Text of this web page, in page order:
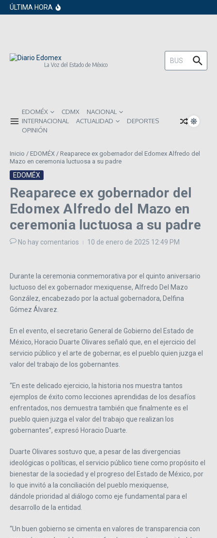
Saltar al contenido
ÚLTIMA HORA
inversionistas extranjeros; emite nueva
comunes entre los mexicanos
La Voz del Estado de México
Buscar:
EDOMÉX CDMX
NACIONAL
INTERNACIONAL
ACTUALIDAD
DEPORTES
OPINIÓN
Inicio / EDOMÉX / Reaparece ex gobernador del Edomex Alfredo del
Mazo en ceremonia luctuosa a su padre
EDOMÉX
Reaparece ex gobernador del
Edomex Alfredo del Mazo en
ceremonia luctuosa a su padre
No hay comentarios 10 de enero de 2025 12:49 PM
Durante la ceremonia conmemorativa por el quinto aniversario
luctuoso del ex gobernador mexiquense, Alfredo Del Mazo
González, encabezado por la actual gobernadora, Delfina
Gómez Álvarez.
En el evento, el secretario General de Gobierno del Estado de
México, Horacio Duarte Olivares señaló que, en el ejercicio del
servicio público y el arte de gobernar, es el pueblo quien juzga el
valor del trabajo de los gobernantes.
“En este delicado ejercicio, la historia nos muestra tantos
ejemplos de éxito como lecciones aprendidas de los desafíos
enfrentados, nos demuestra también que finalmente es el
pueblo quien juzga el valor del trabajo que realizan los
gobernantes”, expresó Horacio Duarte.
Duarte Olivares sostuvo que, a pesar de las divergencias
ideológicas o políticas, el servicio público tiene como propósito el
bienestar de la sociedad y el progreso del Estado de México, por
lo que invitó a la conciliación del pueblo mexiquense,
dándole prioridad al diálogo como eje fundamental para el
desarrollo de la entidad.
“Un buen gobierno se cimenta en valores de transparencia con